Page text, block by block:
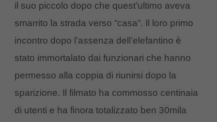
il suo piccolo dopo che quest’ultimo aveva
smarrito la strada verso “casa”. Il loro primo
incontro dopo l’assenza dell’elefantino è
stato immortalato dai funzionari che hanno
permesso alla coppia di riunirsi dopo la
sparizione. Il filmato ha commosso centinaia
di utenti e ha finora totalizzato ben 30mila